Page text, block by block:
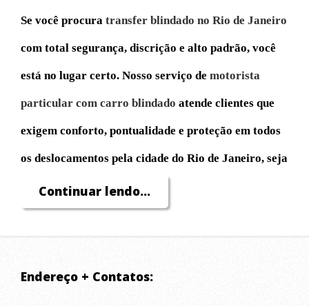
Se você procura transfer blindado no Rio de Janeiro
com total segurança, discrição e alto padrão, você
está no lugar certo. Nosso serviço de motorista
particular com carro blindado atende clientes que
exigem conforto, pontualidade e proteção em todos
os deslocamentos pela cidade do Rio de Janeiro, seja
para compromissos profissionais, turismo, eventos
ou necessidades pessoais.
Continuar lendo...
Endereço + Contatos: